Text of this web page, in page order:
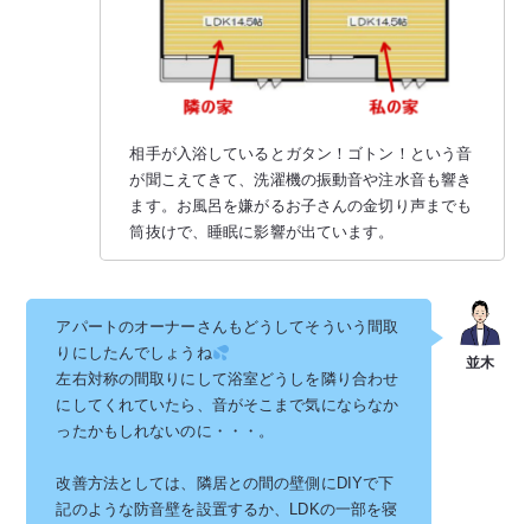
相手が入浴しているとガタン！ゴトン！という音
が聞こえてきて、洗濯機の振動音や注水音も響き
ます。お風呂を嫌がるお子さんの金切り声までも
筒抜けで、睡眠に影響が出ています。
アパートのオーナーさんもどうしてそういう間取
りにしたんでしょうね
左右対称の間取りにして浴室どうしを隣り合わせ
にしてくれていたら、音がそこまで気にならなか
ったかもしれないのに・・・。
改善方法としては、隣居との間の壁側にDIYで下
記のような防音壁を設置するか、LDKの一部を寝